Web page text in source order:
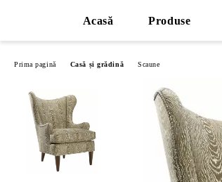
Acasă Produse
Prima pagină Casă și grădină Scaune